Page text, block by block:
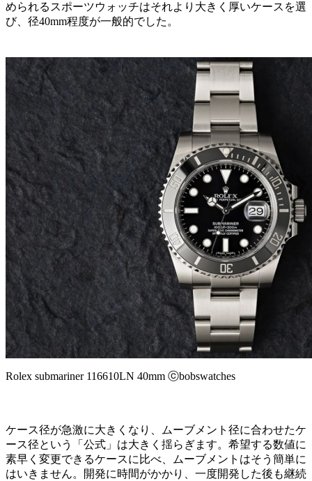
められるスポーツウォッチはそれより大きく厚いケースを選
び、径40mm程度が一般的でした。
Rolex submariner 116610LN 40mm ⓒbobswatches
ケース径が急激に大きくなり、ムーブメント径に合わせたケ
ース径という「公式」は大きく揺らぎます。希望する数値に
素早く変更できるケースに比べ、ムーブメントはそう簡単に
はいきません。開発に時間がかかり、一度開発した後も継続